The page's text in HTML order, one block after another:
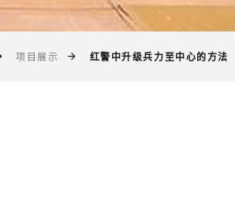
项目展示 红警中升级兵力至中心的方法